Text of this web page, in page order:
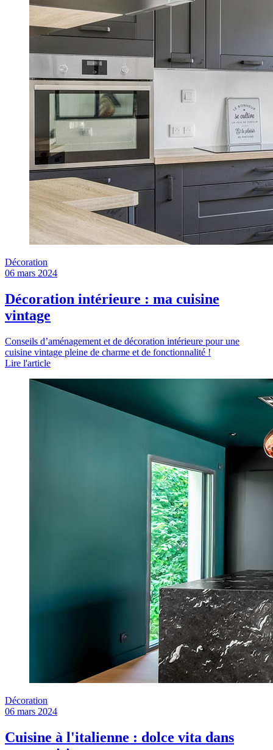
Décoration
06 mars 2024
Décoration intérieure : ma cuisine
vintage
Conseils d’aménagement et de décoration intérieure pour une
cuisine vintage pleine de charme et de fonctionnalité !
Lire l'article
Décoration
06 mars 2024
Cuisine à l'italienne : dolce vita dans